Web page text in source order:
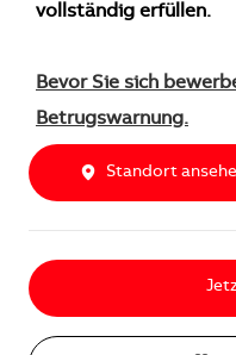
vollständig erfüllen.
Bevor Sie sich
Betrugswarnung.
Standort